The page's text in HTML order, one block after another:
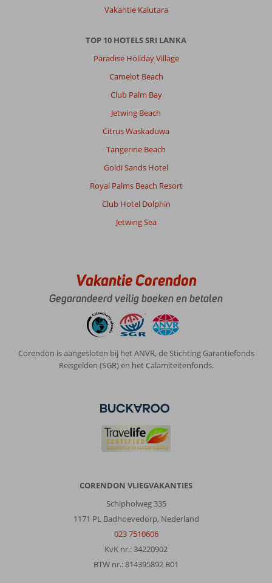
Vakantie Kalutara
TOP 10 HOTELS SRI LANKA
Paradise Holiday Village
Camelot Beach
Club Palm Bay
Jetwing Beach
Citrus Waskaduwa
Tangerine Beach
Goldi Sands Hotel
Royal Palms Beach Resort
Club Hotel Dolphin
Jetwing Sea
Vakantie Corendon
Gegarandeerd veilig boeken en betalen
Corendon is aangesloten bij het ANVR, de Stichting Garantiefonds
Reisgelden (SGR) en het Calamiteitenfonds.
CORENDON VLIEGVAKANTIES
Schipholweg 335
1171 PL Badhoevedorp, Nederland
023 7510606
KvK nr.: 34220902
BTW nr.: 814395892 B01